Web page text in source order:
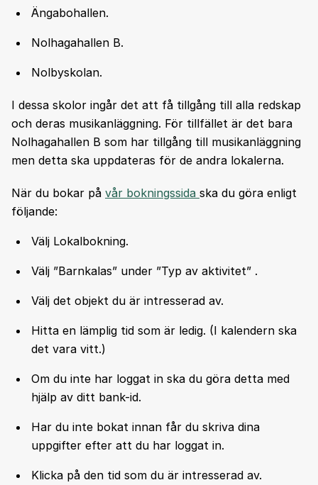
Ängabohallen.
Nolhagahallen B.
Nolbyskolan.
I dessa skolor ingår det att få tillgång till alla redskap
och deras musikanläggning. För tillfället är det bara
Nolhagahallen B som har tillgång till musikanläggning
men detta ska uppdateras för de andra lokalerna.
När du bokar på vår bokningssida ska du göra enligt
följande:
Välj Lokalbokning.
Välj ”Barnkalas” under ”Typ av aktivitet” .
Välj det objekt du är intresserad av.
Hitta en lämplig tid som är ledig. (I kalendern ska
det vara vitt.)
Om du inte har loggat in ska du göra detta med
hjälp av ditt bank-id.
Har du inte bokat innan får du skriva dina
uppgifter efter att du har loggat in.
Klicka på den tid som du är intresserad av.